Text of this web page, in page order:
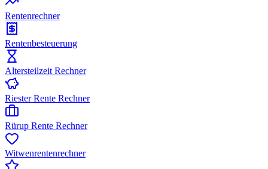
Rentenrechner
Rentenbesteuerung
Altersteilzeit Rechner
Riester Rente Rechner
Rürup Rente Rechner
Witwenrentenrechner